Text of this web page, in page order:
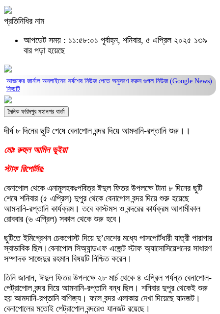
প্রতিনিধির নাম
আপডেট সময় : ১১:৫৮:০১ পূর্বাহ্ন, শনিবার, ৫ এপ্রিল ২০২৫ ১৩৯
বার পড়া হয়েছে
আজকের জার্নাল অনলাইনের সর্বশেষ নিউজ পেতে অনুসরণ করুন গুগল নিউজ (Google News)
ফিডটি
দৈনিক ফরিদপুর মহানগর বার্তা
দীর্ঘ ৮ দিনের ছুটি শেষে বেনাপোল বন্দর দিয়ে আমদানি-রপ্তানি শুরু।।
মোঃ রুহুল আমিন ভূইয়া
স্টাফ রিপোর্টার:
বেনাপোল থেকে এনামুলহকঃপবিত্র ঈদুল ফিতর উপলক্ষে টানা ৮ দিনের ছুটি
শেষে শনিবার (৫ এপ্রিল) দুপুর থেকে বেনাপোল বন্দর দিয়ে শুরু হয়েছে
আমদানি-রপ্তানি কার্যক্রম। তবে কাস্টমস ও বন্দরের কার্যক্রম আগামীকাল
রোববার (৬ এপ্রিল) সকাল থেকে শুরু হবে।
ছুটিতে ইমিগ্রেশন চেকপোস্ট দিয়ে দু’দেশের মধ্যে পাসপোর্টধারী যাত্রী পারাপার
স্বাভাবিক ছিল।বেনাপোল সিঅ্যান্ডএফ এজেন্ট স্টাফ অ্যাসোসিয়েশনের সাধারণ
সম্পাদক সাজেদুর রহমান বিষয়টি নিশ্চিত করেন।
তিনি জানান, ঈদুল ফিতর উপলক্ষে ২৮ মার্চ থেকে ৪ এপ্রিল পর্যন্ত বেনাপোল-
পেট্রাপোল বন্দর দিয়ে আমদানি-রপ্তানি বন্ধ ছিল। শনিবার দুপুর থেকেই শুরু
হয় আমদানি-রপ্তানি বাণিজ্য। ফলে বন্দর এলাকায় দেখা দিয়েছে যানজট।
বেনাপোলের মতোই পেট্রাপোল বন্দরেও যানজট রয়েছে।